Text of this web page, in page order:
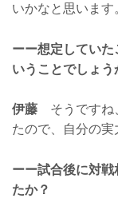
いかなと思います
ーー想定してい
いうことでしょう
伊藤 そうですね
たので、自分の実
ーー試合後に対
たか？